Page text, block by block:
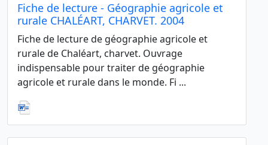
Fiche de lecture - Géographie agricole et
rurale CHALÉART, CHARVET. 2004
Fiche de lecture de géographie agricole et
rurale de Chaléart, charvet. Ouvrage
indispensable pour traiter de géographie
agricole et rurale dans le monde. Fi ...